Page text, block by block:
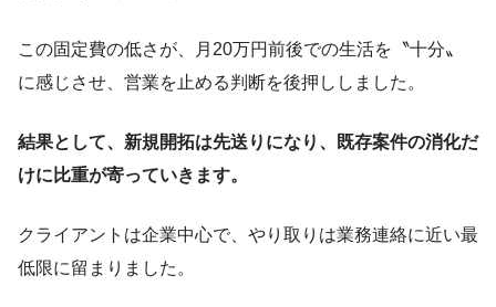
この固定費の低さが、月20万円前後での生活を〝十分〟
に感じさせ、営業を止める判断を後押ししました。
結果として、新規開拓は先送りになり、既存案件の消化だ
けに比重が寄っていきます。
クライアントは企業中心で、やり取りは業務連絡に近い最
低限に留まりました。